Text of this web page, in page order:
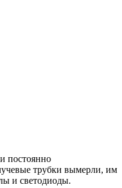
постоянно
трубки вымерли, им
и светодиоды.